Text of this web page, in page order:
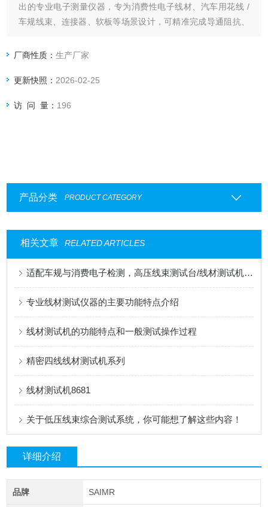
出的专业电子测量仪器，专为消费性电子线材、汽车用花线 /
车规线束、连接器、软板等场景设计，可精准完成导通阻抗、
量技术，能有效规避整体接线产生的误差，实现低至 1mΩ 的
制造对高效、精准、合规的测试需求。
厂商性质：生产厂家
更新快照： 2026-02-25
访 问 量： 196
产品分类 PRODUCT CATEGORY
相关文章 RELATED ARTICLES
适配车规与消费电子检测，高压线束测试台/线材测试机应用解读
专业线材测试仪器的主要功能特点介绍
线材测试机的功能特点和一般测试操作过程
精密四线线材测试机系列
线材测试机8681
关于低压线束综合测试系统，你可能想了解这些内容！
详细介绍
品牌 SAIMR